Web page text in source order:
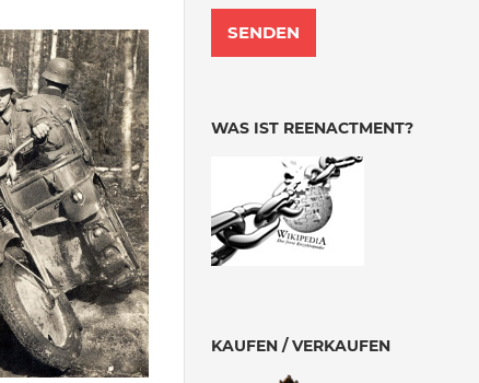
WAS IST REENACTMENT?
KAUFEN / VERKAUFEN